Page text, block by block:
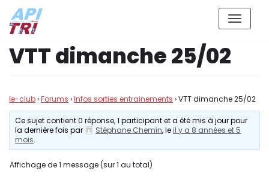
Aller
au
contenu
VTT dimanche 25/02
le-club›Forums ›Infos sorties entrainements ›VTT dimanche 25/02
Ce sujet contient 0 réponse, 1 participant et a été mis à jour pour
la dernière fois par
Stéphane Chemin, leil y a 8 années et 5
mois.
Affichage de 1 message (sur 1 au total)